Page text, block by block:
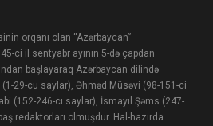
orqanı olan “Azərbaycan”
ci il sentyabr ayının 5-də çapdan
başlayaraq Azərbaycan dilində
(1-29-cu saylar), Əhməd Müsəvi (98-151-ci
(152-246-cı saylar), İsmayıl Şəms (247-
redaktorları olmuşdur. Hal-hazırda